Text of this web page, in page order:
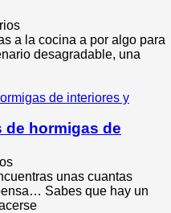
a la cocina a por algo para
desagradable, una
de hormigas de
unas cuantas
Sabes que hay un